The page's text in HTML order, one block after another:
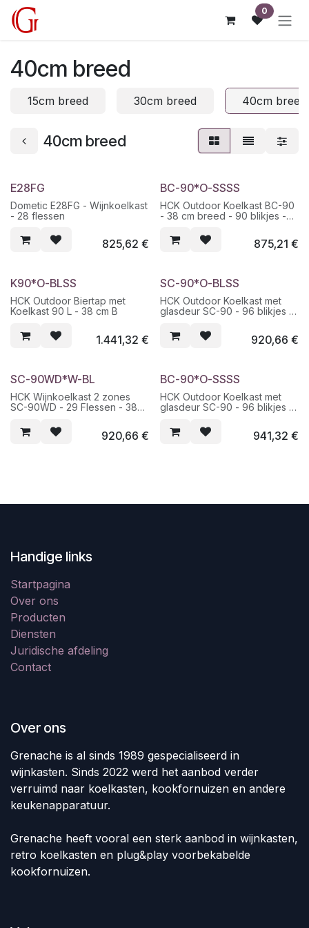
Overslaan naar inhoud 0
40cm breed
15cm breed 30cm breed 40cm breed
40cm breed
E28FG
Dometic E28FG - Wijnkoelkast
- 28 flessen
825,62 €
BC-90*O-SSSS
HCK Outdoor Koelkast BC-90
- 38 cm breed - 90 blikjes -
875,21 €
K90*O-BLSS
HCK Outdoor Biertap met
Koelkast 90 L - 38 cm B
1.441,32 €
SC-90*O-BLSS
HCK Outdoor Koelkast met
glasdeur SC-90 - 96 blikjes -
920,66 €
SC-90WD*W-BL
HCK Wijnkoelkast 2 zones
SC-90WD - 29 Flessen - 38
920,66 €
BC-90*O-SSSS
HCK Outdoor Koelkast met
glasdeur SC-90 - 96 blikjes -
941,32 €
Handige links
Startpagina
Over ons
Producten
Diensten
Juridische afdeling
Contact
Over ons
Grenache is al sinds 1989 gespecialiseerd in
wijnkasten. Sinds 2022 werd het aanbod verder
verruimd naar koelkasten, kookfornuizen en andere
keukenapparatuur.
Grenache heeft vooral een sterk aanbod in wijnkasten,
retro koelkasten en plug&play voorbekabelde
kookfornuizen.